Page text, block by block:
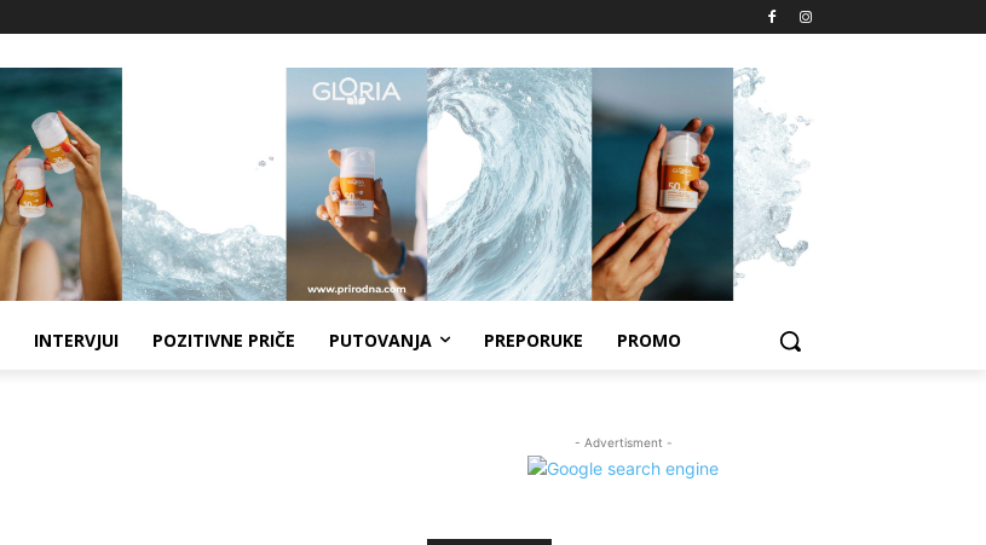
INTERVJUI POZITIVNE PRIČE PUTOVANJA PREPORUKE PROMO
- Advertisment -